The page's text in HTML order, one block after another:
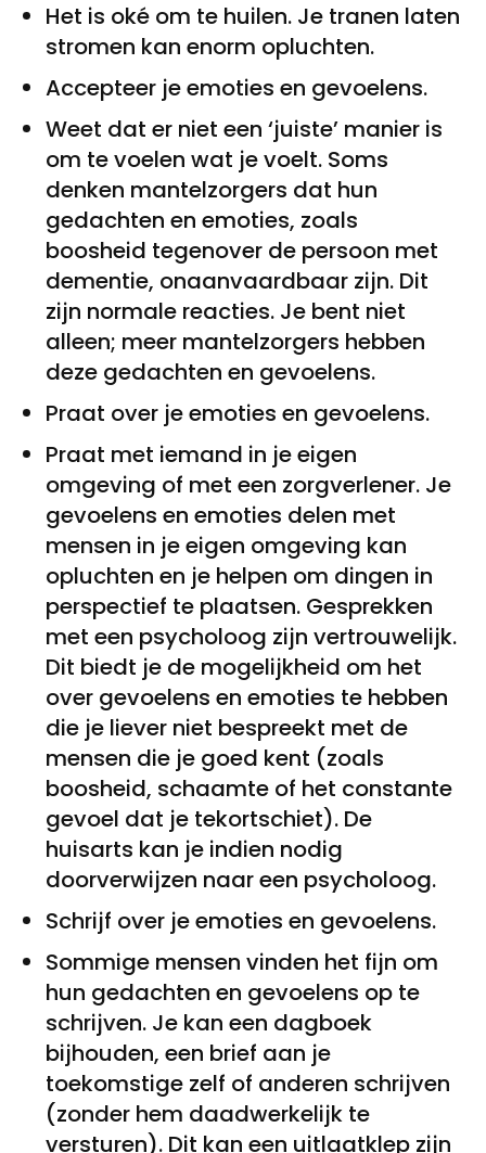
Het is oké om te huilen. Je tranen laten
stromen kan enorm opluchten.
Accepteer je emoties en gevoelens.
Weet dat er niet een ‘juiste’ manier is
om te voelen wat je voelt. Soms
denken mantelzorgers dat hun
gedachten en emoties, zoals
boosheid tegenover de persoon met
dementie, onaanvaardbaar zijn. Dit
zijn normale reacties. Je bent niet
alleen; meer mantelzorgers hebben
deze gedachten en gevoelens.
Praat over je emoties en gevoelens.
Praat met iemand in je eigen
omgeving of met een zorgverlener. Je
gevoelens en emoties delen met
mensen in je eigen omgeving kan
opluchten en je helpen om dingen in
perspectief te plaatsen. Gesprekken
met een psycholoog zijn vertrouwelijk.
Dit biedt je de mogelijkheid om het
over gevoelens en emoties te hebben
die je liever niet bespreekt met de
mensen die je goed kent (zoals
boosheid, schaamte of het constante
gevoel dat je tekortschiet). De
huisarts kan je indien nodig
doorverwijzen naar een psycholoog.
Schrijf over je emoties en gevoelens.
Sommige mensen vinden het fijn om
hun gedachten en gevoelens op te
schrijven. Je kan een dagboek
bijhouden, een brief aan je
toekomstige zelf of anderen schrijven
(zonder hem daadwerkelijk te
versturen). Dit kan een uitlaatklep zijn